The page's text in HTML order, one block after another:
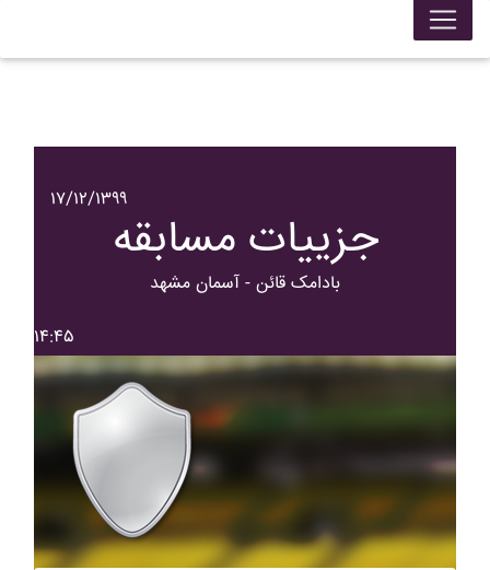
۱۷/۱۲/۱۳۹۹
جزییات مسابقه
بادامک قائن - آسمان مشهد
۱۴:۴۵